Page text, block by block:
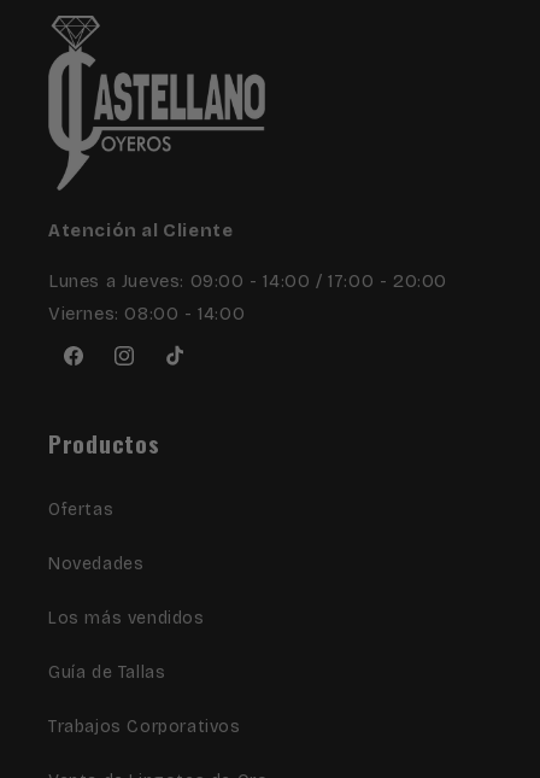
Atención al Cliente
Lunes a Jueves: 09:00 - 14:00 / 17:00 - 20:00
Viernes: 08:00 - 14:00
FacebookInstagram
TikTok
Productos
Ofertas
Novedades
Los más vendidos
Guía de Tallas
Trabajos Corporativos